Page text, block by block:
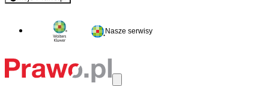
- rejestracja i logowanie do serwisu
Nasze serwisy